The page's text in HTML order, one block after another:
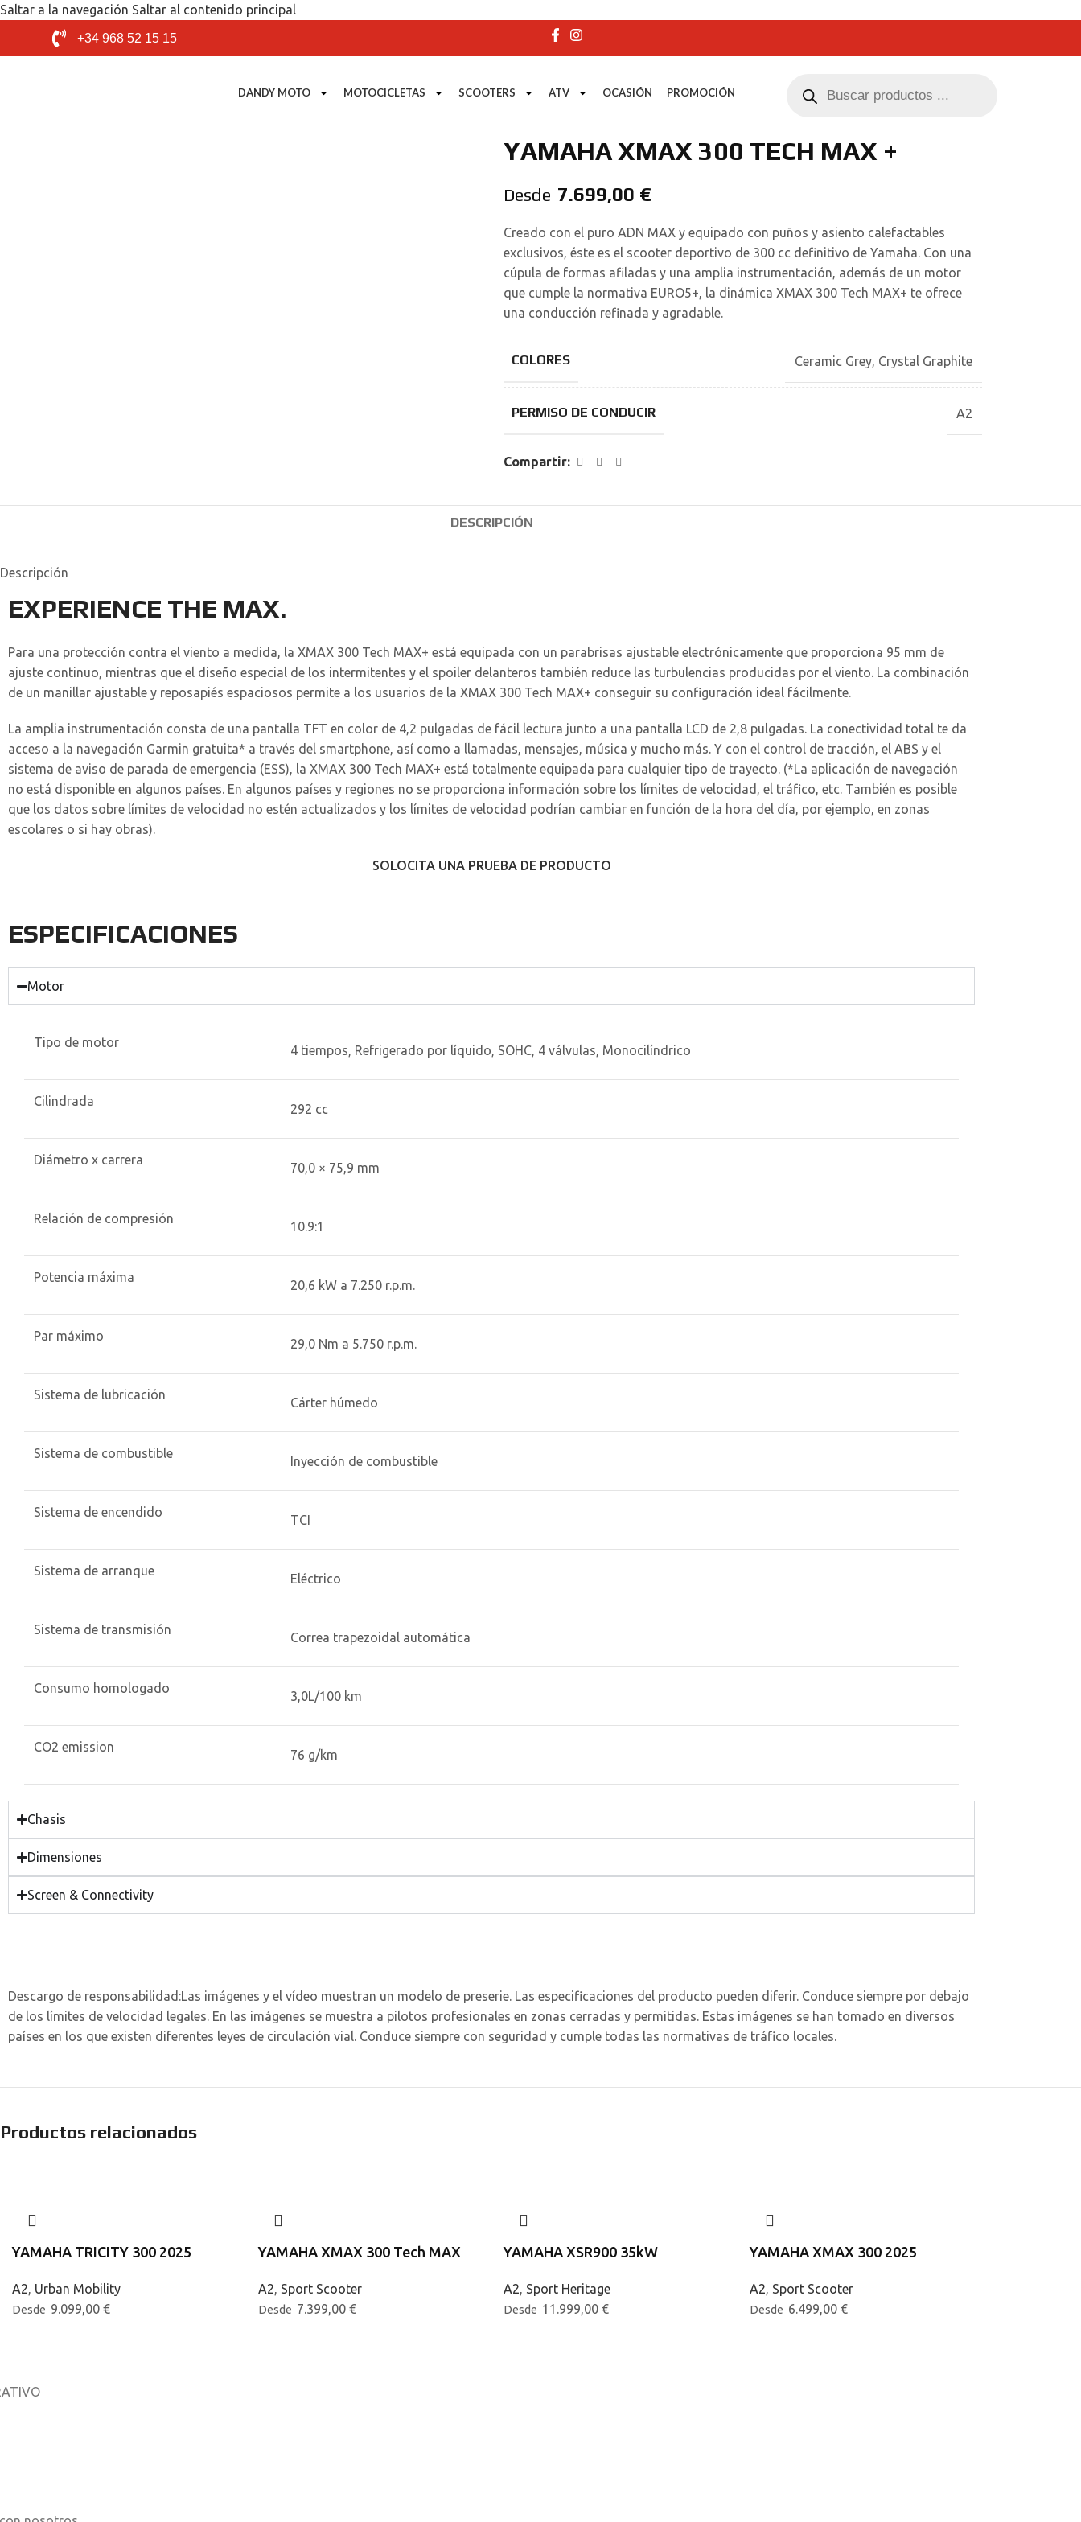
Saltar a la navegación Saltar al contenido principal
+34 968 52 15 15
DANDY MOTO MOTOCICLETAS SCOOTERS ATV OCASIÓN PROMOCIÓN
YAMAHA XMAX 300 TECH MAX +
Desde 7.699,00 €
Creado con el puro ADN MAX y equipado con puños y asiento calefactables
exclusivos, éste es el scooter deportivo de 300 cc definitivo de Yamaha. Con una
cúpula de formas afiladas y una amplia instrumentación, además de un motor
que cumple la normativa EURO5+, la dinámica XMAX 300 Tech MAX+ te ofrece
una conducción refinada y agradable.
COLORES Ceramic Grey, Crystal Graphite
PERMISO DE CONDUCIR A2
Compartir:
DESCRIPCIÓN
Descripción
EXPERIENCE THE MAX.
Para una protección contra el viento a medida, la XMAX 300 Tech MAX+ está equipada con un parabrisas ajustable electrónicamente que proporciona 95 mm de
ajuste continuo, mientras que el diseño especial de los intermitentes y el spoiler delanteros también reduce las turbulencias producidas por el viento. La combinación
de un manillar ajustable y reposapiés espaciosos permite a los usuarios de la XMAX 300 Tech MAX+ conseguir su configuración ideal fácilmente.
La amplia instrumentación consta de una pantalla TFT en color de 4,2 pulgadas de fácil lectura junto a una pantalla LCD de 2,8 pulgadas. La conectividad total te da
acceso a la navegación Garmin gratuita* a través del smartphone, así como a llamadas, mensajes, música y mucho más. Y con el control de tracción, el ABS y el
sistema de aviso de parada de emergencia (ESS), la XMAX 300 Tech MAX+ está totalmente equipada para cualquier tipo de trayecto. (*La aplicación de navegación
no está disponible en algunos países. En algunos países y regiones no se proporciona información sobre los límites de velocidad, el tráfico, etc. También es posible
que los datos sobre límites de velocidad no estén actualizados y los límites de velocidad podrían cambiar en función de la hora del día, por ejemplo, en zonas
escolares o si hay obras).
SOLOCITA UNA PRUEBA DE PRODUCTO
ESPECIFICACIONES
Motor
Tipo de motor
4 tiempos, Refrigerado por líquido, SOHC, 4 válvulas, Monocilíndrico
Cilindrada
292 cc
Diámetro x carrera
70,0 × 75,9 mm
Relación de compresión
10.9:1
Potencia máxima
20,6 kW a 7.250 r.p.m.
Par máximo
29,0 Nm a 5.750 r.p.m.
Sistema de lubricación
Cárter húmedo
Sistema de combustible
Inyección de combustible
Sistema de encendido
TCI
Sistema de arranque
Eléctrico
Sistema de transmisión
Correa trapezoidal automática
Consumo homologado
3,0L/100 km
CO2 emission
76 g/km
Chasis
Dimensiones
Screen & Connectivity
Descargo de responsabilidad:Las imágenes y el vídeo muestran un modelo de preserie. Las especificaciones del producto pueden diferir. Conduce siempre por debajo
de los límites de velocidad legales. En las imágenes se muestra a pilotos profesionales en zonas cerradas y permitidas. Estas imágenes se han tomado en diversos
países en los que existen diferentes leyes de circulación vial. Conduce siempre con seguridad y cumple todas las normativas de tráfico locales.
Productos relacionados
YAMAHA TRICITY 300 2025
A2, Urban Mobility
Desde 9.099,00 €
YAMAHA XMAX 300 Tech MAX
A2, Sport Scooter
Desde 7.399,00 €
YAMAHA XSR900 35kW
A2, Sport Heritage
Desde 11.999,00 €
YAMAHA XMAX 300 2025
A2, Sport Scooter
Desde 6.499,00 €